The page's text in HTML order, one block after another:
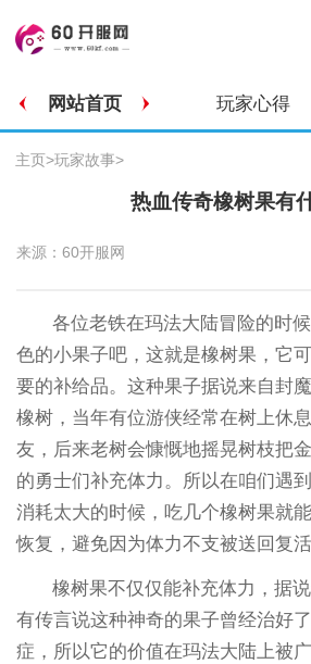
网站首页 玩家心得
主页>玩家故事>
热血传奇橡树果有
来源：60开服网
各位老铁在玛法大陆冒险的时
色的小果子吧，这就是橡树果，它
要的补给品。这种果子据说来自封
橡树，当年有位游侠经常在树上休
友，后来老树会慷慨地摇晃树枝把
的勇士们补充体力。所以在咱们遇
消耗太大的时候，吃几个橡树果就
恢复，避免因为体力不支被送回复活
橡树果不仅仅能补充体力，据
有传言说这种神奇的果子曾经治好
症，所以它的价值在玛法大陆上被